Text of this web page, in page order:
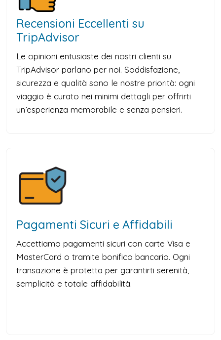
Recensioni Eccellenti su
TripAdvisor
Le opinioni entusiaste dei nostri clienti su
TripAdvisor parlano per noi. Soddisfazione,
sicurezza e qualità sono le nostre priorità: ogni
viaggio è curato nei minimi dettagli per offrirti
un’esperienza memorabile e senza pensieri.
Pagamenti Sicuri e Affidabili
Accettiamo pagamenti sicuri con carte Visa e
MasterCard o tramite bonifico bancario. Ogni
transazione è protetta per garantirti serenità,
semplicità e totale affidabilità.